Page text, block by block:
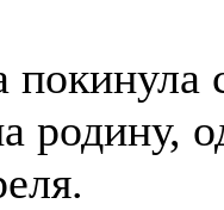
родину,